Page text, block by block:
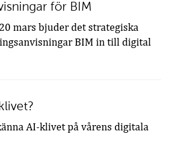
för BIM
mars bjuder det strategiska
BIM in till digital
AI-klivet på vårens digitala